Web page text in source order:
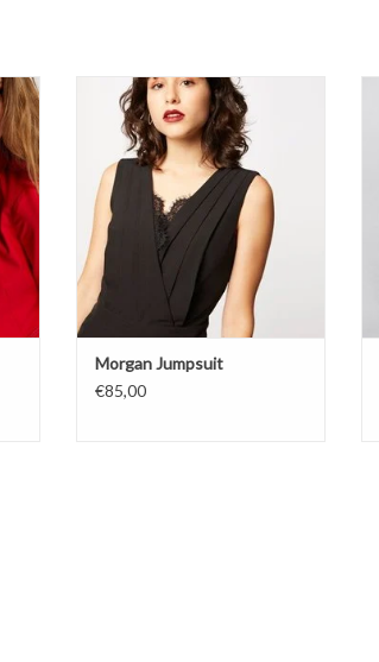
Jumpsuit
V - Hals
Stretch
TOEVOEGEN AAN WINKELWAGEN
Morgan Jumpsuit
€85,00